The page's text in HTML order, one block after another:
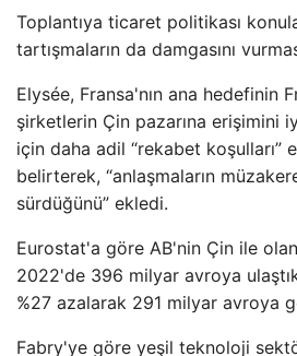
Toplantıya ticaret politikası
tartışmaların da damgasını
Elysée, Fransa'nın ana hedefinin
şirketlerin Çin pazarına erişimini
için daha adil “rekabet koşulları”
belirterek, “anlaşmaların
sürdüğünü” ekledi.
Eurostat'a göre AB'nin Çin ile
2022'de 396 milyar avroya
%27 azalarak 291 milyar avroya
Fabry'ye göre yeşil teknoloji